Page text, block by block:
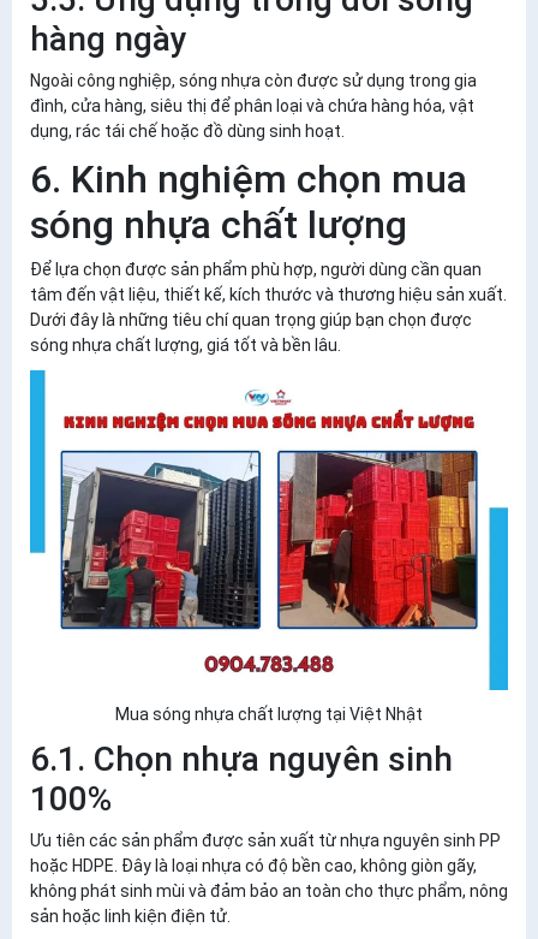
hàng ngày
Ngoài công nghiệp, sóng nhựa còn được sử dụng trong gia
đình, cửa hàng, siêu thị để phân loại và chứa hàng hóa, vật
dụng, rác tái chế hoặc đồ dùng sinh hoạt.
6. Kinh nghiệm chọn mua
sóng nhựa chất lượng
Để lựa chọn được sản phẩm phù hợp, người dùng cần quan
tâm đến vật liệu, thiết kế, kích thước và thương hiệu sản xuất.
Dưới đây là những tiêu chí quan trọng giúp bạn chọn được
sóng nhựa chất lượng, giá tốt và bền lâu.
Mua sóng nhựa chất lượng tại Việt Nhật
6.1. Chọn nhựa nguyên sinh
100%
Ưu tiên các sản phẩm được sản xuất từ nhựa nguyên sinh PP
hoặc HDPE. Đây là loại nhựa có độ bền cao, không giòn gãy,
không phát sinh mùi và đảm bảo an toàn cho thực phẩm, nông
sản hoặc linh kiện điện tử.